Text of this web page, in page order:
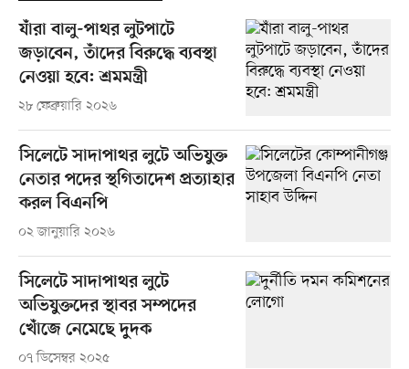
যাঁরা বালু-পাথর লুটপাটে
জড়াবেন, তাঁদের বিরুদ্ধে ব্যবস্থা
নেওয়া হবে: শ্রমমন্ত্রী
২৮ ফেব্রুয়ারি ২০২৬
সিলেটে সাদাপাথর লুটে অভিযুক্ত
নেতার পদের স্থগিতাদেশ প্রত্যাহার
করল বিএনপি
০২ জানুয়ারি ২০২৬
সিলেটে সাদাপাথর লুটে
অভিযুক্তদের স্থাবর সম্পদের
খোঁজে নেমেছে দুদক
০৭ ডিসেম্বর ২০২৫